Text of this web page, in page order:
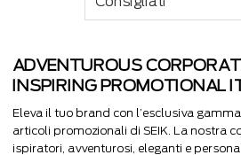
ADVENTUROUS
INSPIRING PROMOTIONAL
Eleva il tuo brand con l’esclusiva
articoli promozionali di SEIK. La nostra
ispiratori, avventurosi, eleganti e